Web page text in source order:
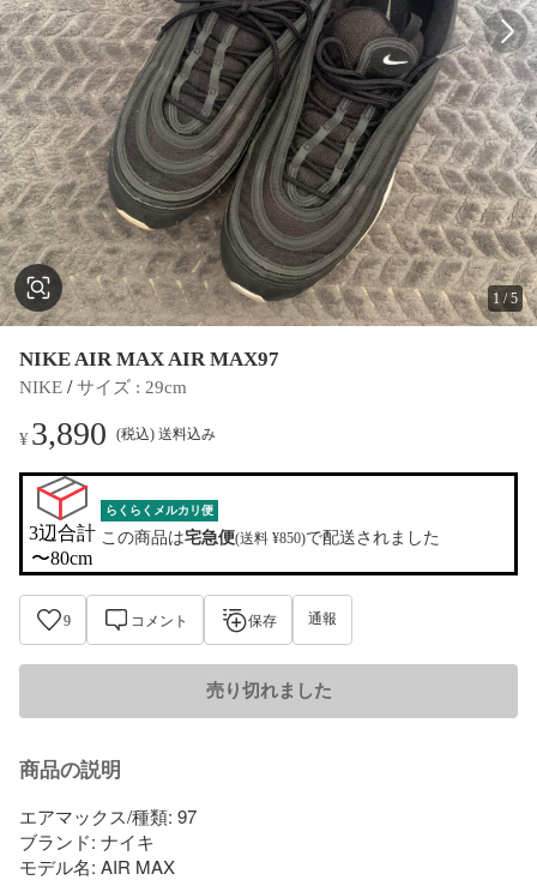
1 /5
NIKE AIR MAX AIR MAX97
NIKE / サイズ : 29cm
¥3,890 (税込) 送料込み
3辺合計
〜80cm
らくらくメルカリ便
この商品は宅急便(送料 ¥850)で配送されました
9 コメント 保存 通報
売り切れました
商品の説明
エアマックス/種類: 97
ブランド: ナイキ
モデル名: AIR MAX